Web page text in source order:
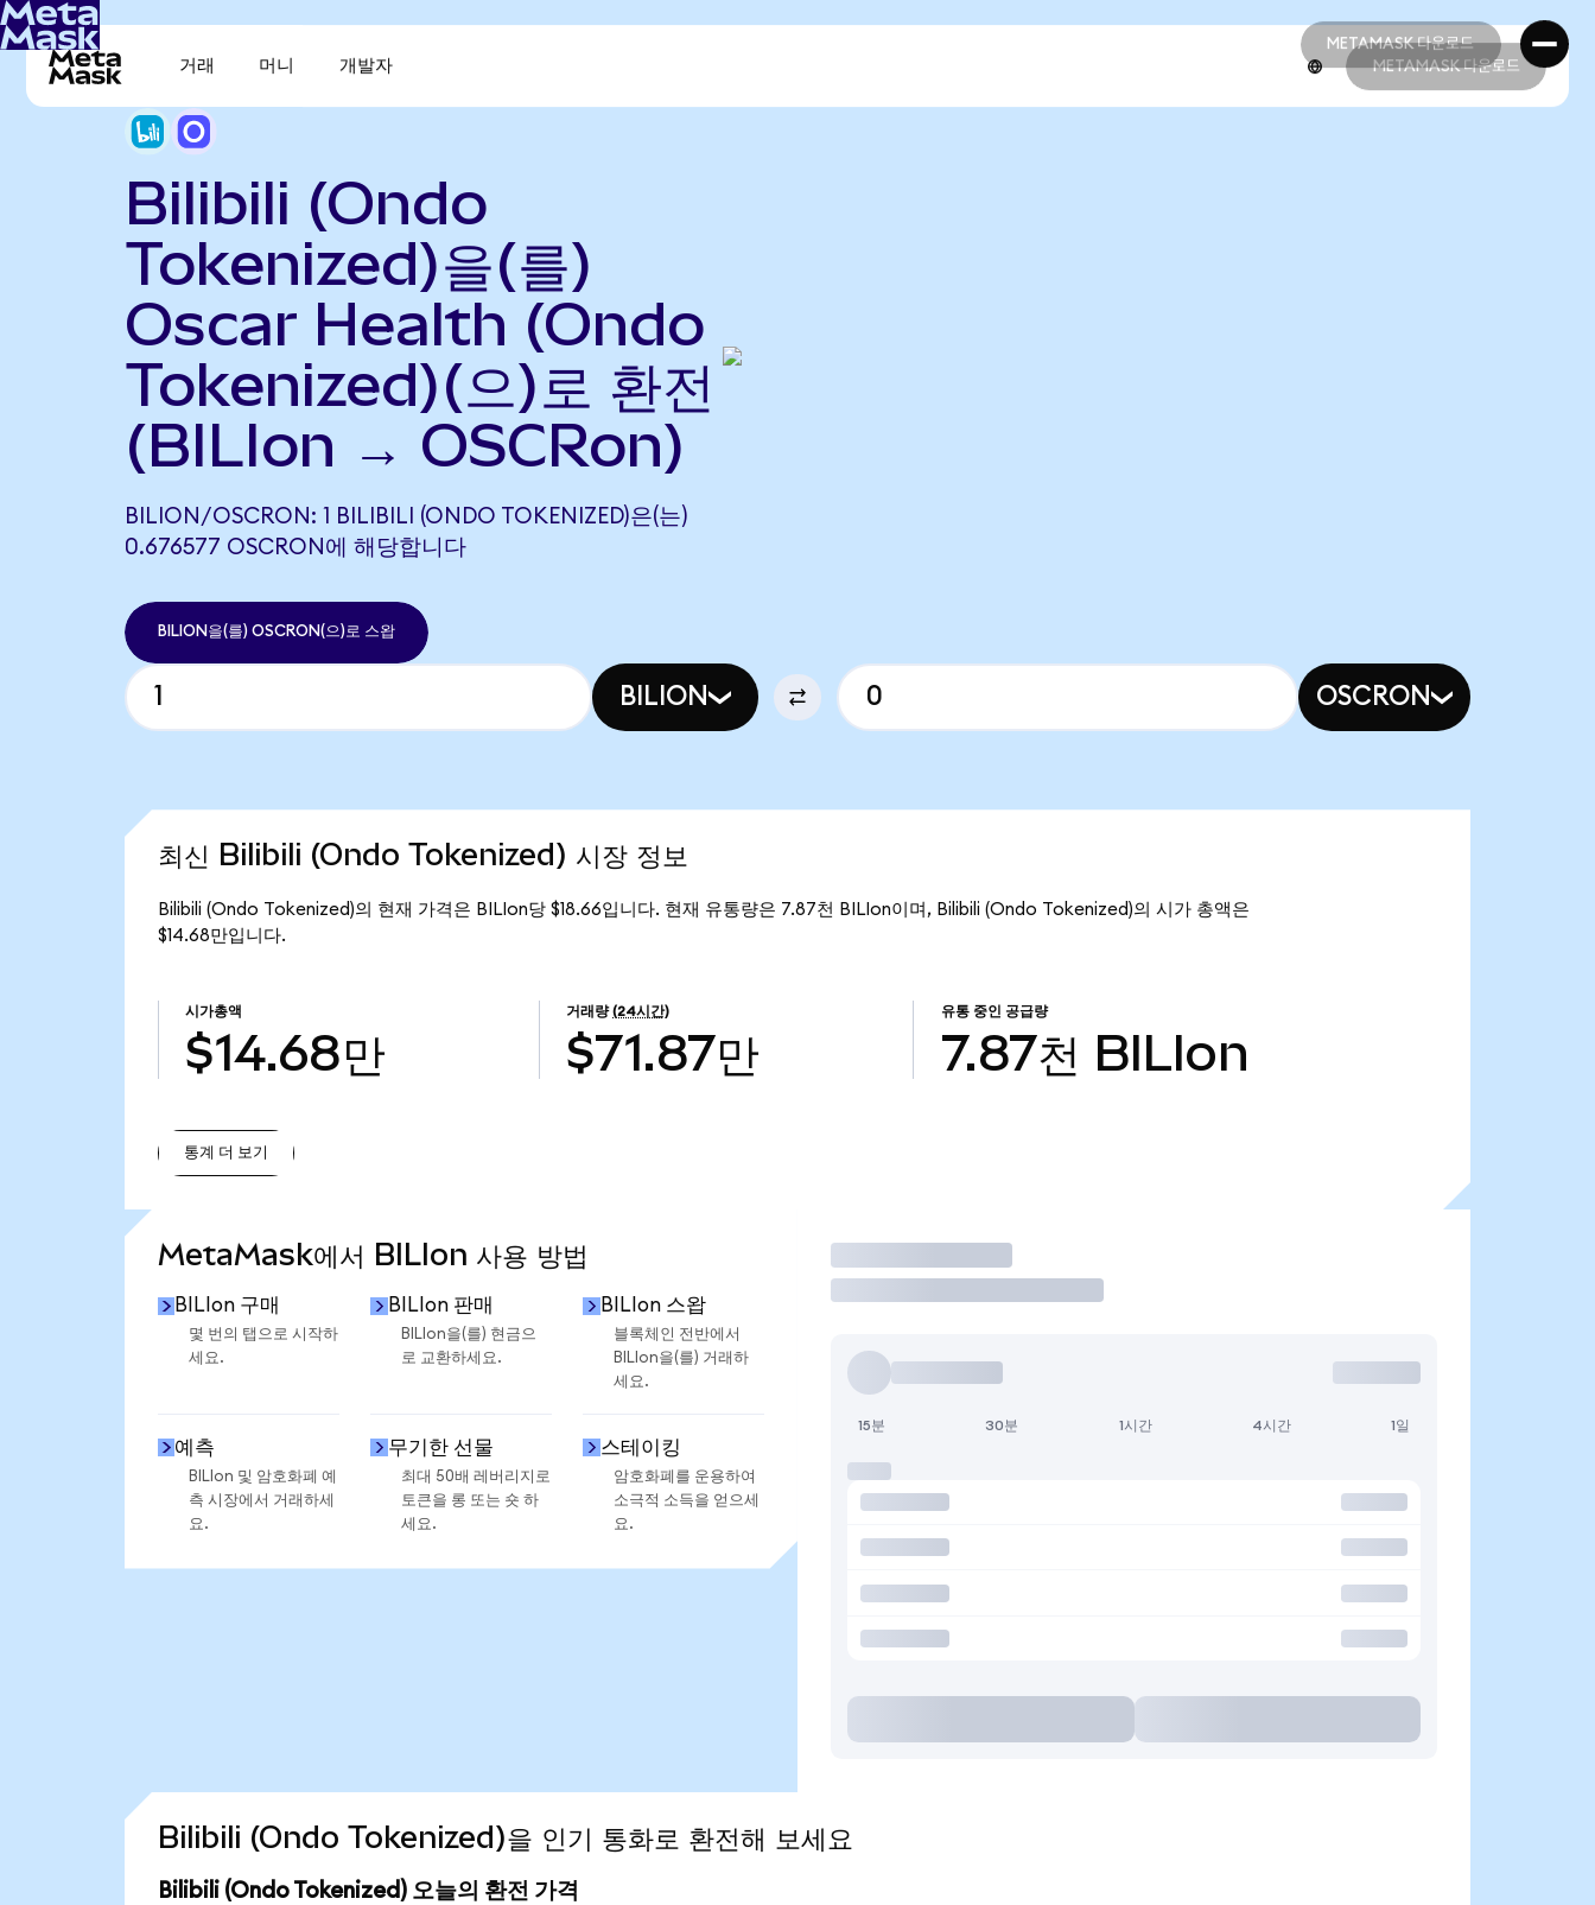
METAMASK 다운로드
METAMASK 다운로드
거래 머니 개발자 METAMASK 다운로드
Bilibili (Ondo
Tokenized)을(를)
Oscar Health (Ondo
Tokenized)(으)로 환전
(BILIon → OSCRon)
BILION/OSCRON: 1 BILIBILI (ONDO TOKENIZED)은(는)
0.676577 OSCRON에 해당합니다
BILION을(를) OSCRON(으)로 스왑
BILION OSCRON
최신 Bilibili (Ondo Tokenized) 시장 정보
Bilibili (Ondo Tokenized)의 현재 가격은 BILIon당 $18.66입니다. 현재 유통량은 7.87천 BILIon이며, Bilibili (Ondo Tokenized)의 시가 총액은
$14.68만입니다.
시가총액
$14.68만
거래량 (24시간)
$71.87만
유통 중인 공급량
7.87천 BILIon
통계 더 보기
MetaMask에서 BILIon 사용 방법
BILIon 구매
몇 번의 탭으로 시작하
세요.
BILIon 판매
BILIon을(를) 현금으
로 교환하세요.
BILIon 스왑
블록체인 전반에서
BILIon을(를) 거래하
세요.
예측
BILIon 및 암호화폐 예
측 시장에서 거래하세
요.
무기한 선물
최대 50배 레버리지로
토큰을 롱 또는 숏 하
세요.
스테이킹
암호화폐를 운용하여
소극적 소득을 얻으세
요.
거래
15분 30분 1시간 4시간 1일
Bilibili (Ondo Tokenized)을 인기 통화로 환전해 보세요
Bilibili (Ondo Tokenized) 오늘의 환전 가격